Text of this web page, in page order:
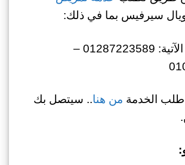
سيرفيس بما في ذلك:
اتصل بأرقام الآتية: 01287223589 –
الخدمة من هنا.. سيتصل بك